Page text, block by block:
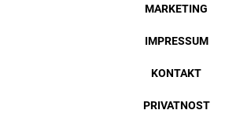
MARKETING
IMPRESSUM
KONTAKT
PRIVATNOST